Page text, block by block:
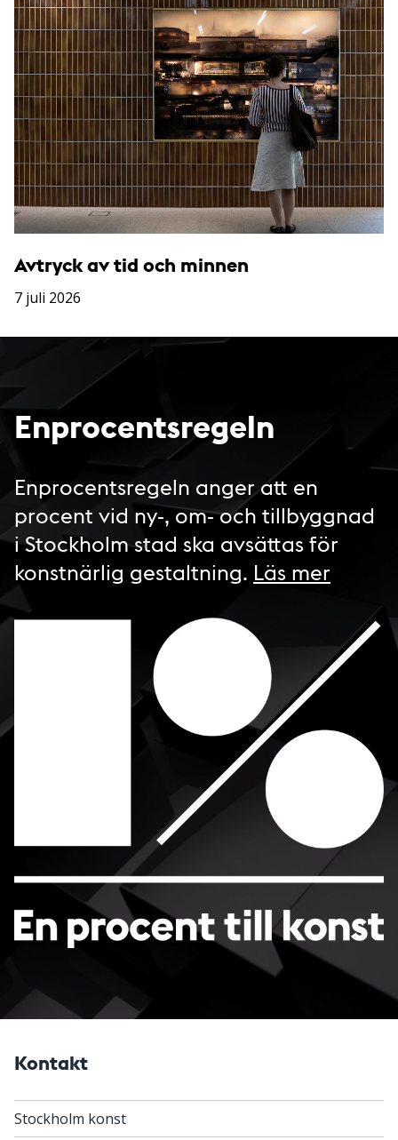
Avtryck av tid och minnen
7 juli 2026
Enprocentsregeln
Enprocentsregeln anger att en
procent vid ny-, om- och tillbyggnad
i Stockholm stad ska avsättas för
konstnärlig gestaltning. Läs mer
Kontakt
Stockholm konst